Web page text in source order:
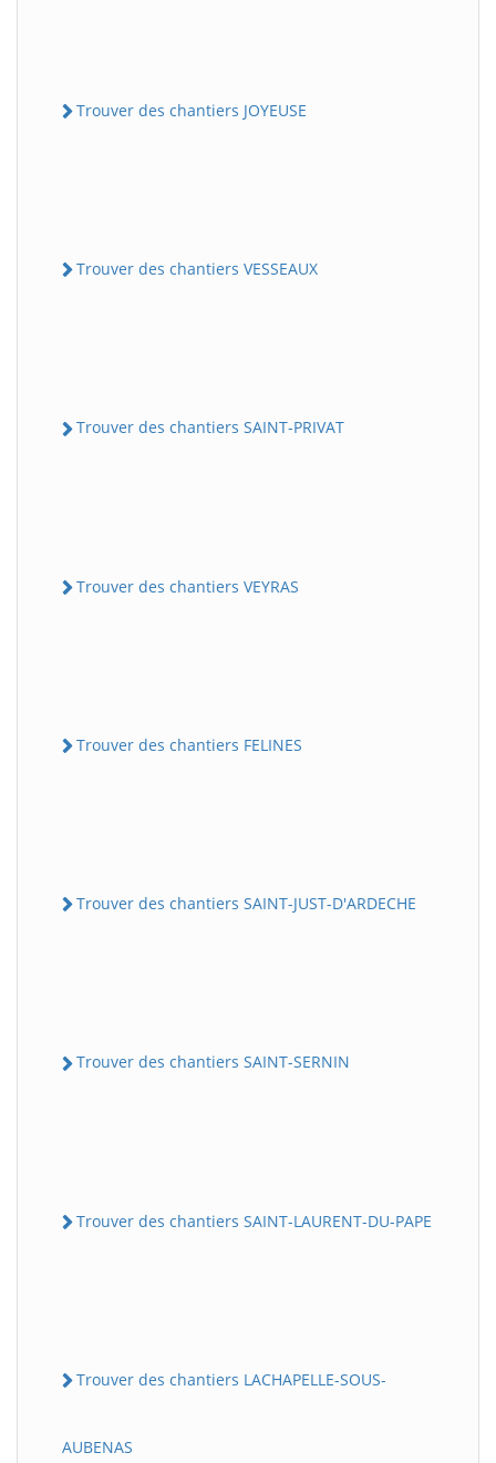
Trouver des chantiers JOYEUSE
Trouver des chantiers VESSEAUX
Trouver des chantiers SAINT-PRIVAT
Trouver des chantiers VEYRAS
Trouver des chantiers FELINES
Trouver des chantiers SAINT-JUST-D'ARDECHE
Trouver des chantiers SAINT-SERNIN
Trouver des chantiers SAINT-LAURENT-DU-PAPE
Trouver des chantiers LACHAPELLE-SOUS-
AUBENAS